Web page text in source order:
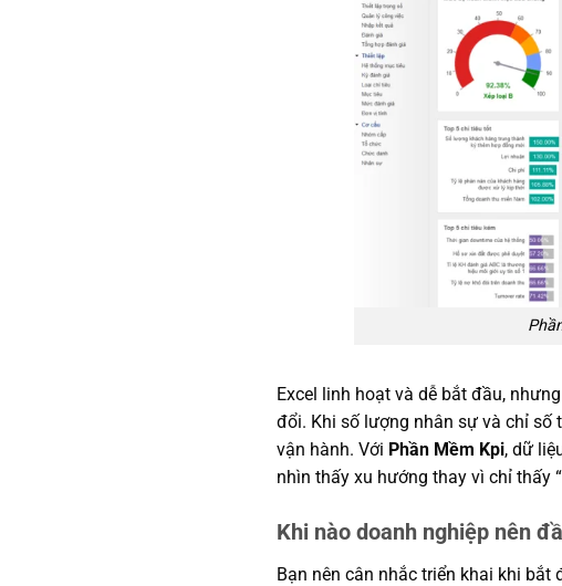
Excel linh hoạt và dễ bắt đầu,
đổi. Khi số lượng nhân sự và chỉ số
vận hành. Với Phần Mềm Kpi, dữ
nhìn thấy xu hướng thay vì chỉ thấy
Khi nào doanh nghiệp nên
Bạn nên cân nhắc triển khai khi bắt